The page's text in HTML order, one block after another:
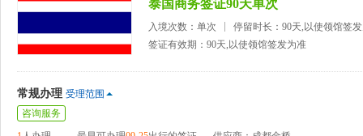
泰国商务签证90天单次
入境次数：单次
停留时长：90天,以使领馆签
签证有效期：90天,以使领馆签发为准
常规办理 受理范围
咨询服务